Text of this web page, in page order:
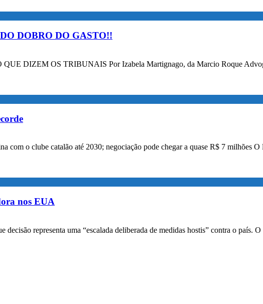
DOBRO DO GASTO!!
DIZEM OS TRIBUNAIS Por Izabela Martignago, da Marcio Roque
com o clube catalão até 2030; negociação pode chegar a quase R$ 7 milhões
nos EUA
representa uma “escalada deliberada de medidas hostis” contra o país.